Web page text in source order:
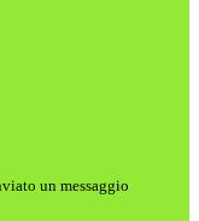
un messaggio